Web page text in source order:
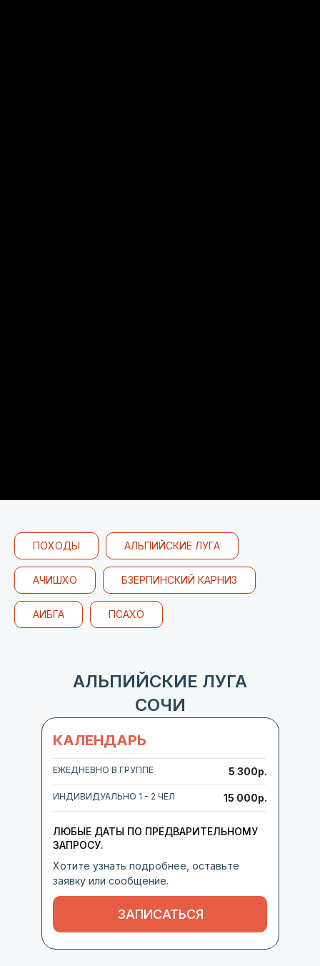
ПОХОДЫ АЛЬПИЙСКИЕ ЛУГА
АЧИШХО БЗЕРПИНСКИЙ КАРНИЗ
АИБГА ПСАХО
АЛЬПИЙСКИЕ ЛУГА
СОЧИ
КАЛЕНДАРЬ
ЕЖЕДНЕВНО В ГРУППЕ
ИНДИВИДУАЛЬНО 1 - 2 ЧЕЛ
5 300р.
15 000р.
Хотите узнать подробнее, оставьте
заявку или сообщение.
ЛЮБЫЕ ДАТЫ ПО ПРЕДВАРИТЕЛЬНОМУ
ЗАПРОСУ.
ЗАПИСАТЬСЯ